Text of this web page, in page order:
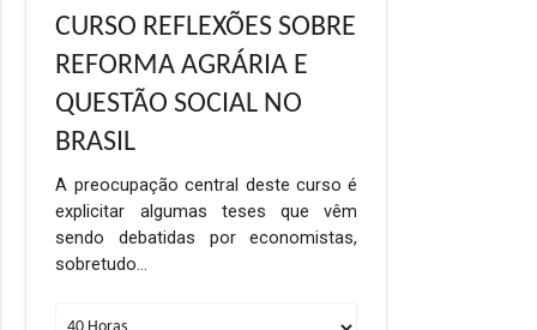
CURSO REFLEXÕES SOBRE
REFORMA AGRÁRIA E
QUESTÃO SOCIAL NO
BRASIL
A preocupação central deste curso é
explicitar algumas teses que vêm
sendo debatidas por economistas,
sobretudo…